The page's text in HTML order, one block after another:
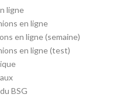
ligne
en ligne
en ligne (semaine)
en ligne (test)
BSG